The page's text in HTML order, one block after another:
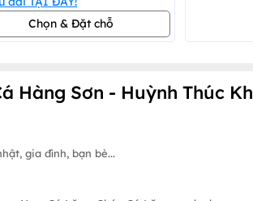
Chọn & Đặt chỗ
Hàng Sơn - Huỳnh Thúc
gia đình, bạn bè...